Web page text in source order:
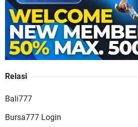
Terbesar dan Paling
Layanan Terlengkap
Relasi
Bali777
Bursa777 Login